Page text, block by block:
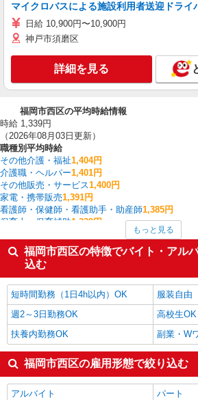
マイクロバスによる施設利用者送迎ドライ
日給 10,900円〜10,900円
神戸市須磨区
詳細を見る
福岡市西区の平均時給情報
時給 1,339円
（2026年08月03日更新）
職種別平均時給
その他介護・福祉1,404円
介護職・ヘルパー1,401円
その他販売・サービス1,400円
家電・携帯販売1,391円
看護師・保健師・看護助手・助産師1,385円
保育士・保育補助1,339円
サービス提供責任者・ソーシャルワーカー1,317円
製造・組立・加工1,311円
受付・秘書1,300円
歯科助手1,300円
福岡市西区の他の職種の平均時給を見る
もっと見る
福岡市西区の特徴でバイト・アル
込む
短時間勤務（1日4h以内）OK
服装自由
週2～3日勤務OK
高校生OK
扶養内勤務OK
副業・W
福岡市西区の雇用形態で絞り込む
アルバイト
パート